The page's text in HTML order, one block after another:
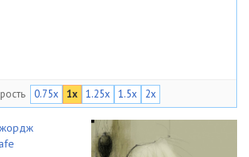
0.75x 1x 1.25x 1.5x 2x